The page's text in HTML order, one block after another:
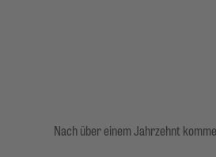
Nach über einem Jahrzehnt